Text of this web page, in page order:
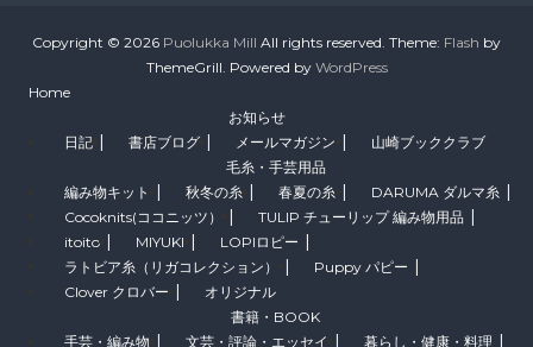
Copyright © 2026 Puolukka Mill All rights reserved. Theme: Flash by
ThemeGrill. Powered by WordPress
Home
お知らせ
日記
書店ブログ メールマガジン
山崎ブッククラブ
毛糸・手芸用品
編み物キット
秋冬の糸 春夏の糸
DARUMA ダルマ糸
Cocoknits(ココニッツ）
TULIP チューリップ 編み物用品
itoito
MIYUKI
LOPIロピー
ラトビア糸（リガコレクション）
Puppy パピー
Clover クロバー
オリジナル
書籍・BOOK
手芸・編み物
文芸・評論・エッセイ 暮らし・健康・料理